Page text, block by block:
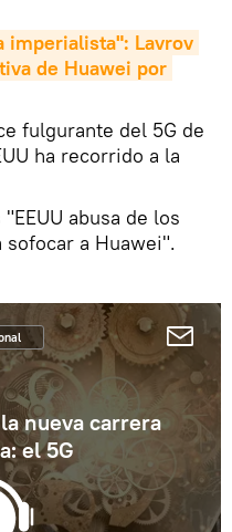
imperialista": Lavrov
de Huawei por
fulgurante del 5G de
ha recorrido a la
abusa de los
a Huawei".
nueva carrera
el 5G